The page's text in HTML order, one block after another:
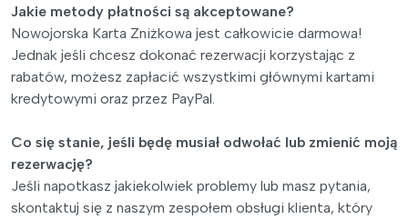
Jakie metody płatności są akceptowane?
Nowojorska Karta Zniżkowa jest całkowicie darmowa!
Jednak jeśli chcesz dokonać rezerwacji korzystając z
rabatów, możesz zapłacić wszystkimi głównymi kartami
kredytowymi oraz przez PayPal.
Co się stanie, jeśli będę musiał odwołać lub zmienić moją
rezerwację?
Jeśli napotkasz jakiekolwiek problemy lub masz pytania,
skontaktuj się z naszym zespołem obsługi klienta, który